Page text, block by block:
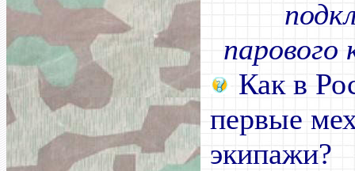
парового
Как в
первые
экипажи?